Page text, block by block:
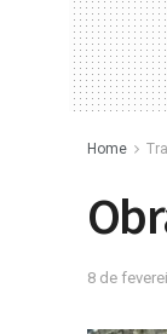
Home
8 de